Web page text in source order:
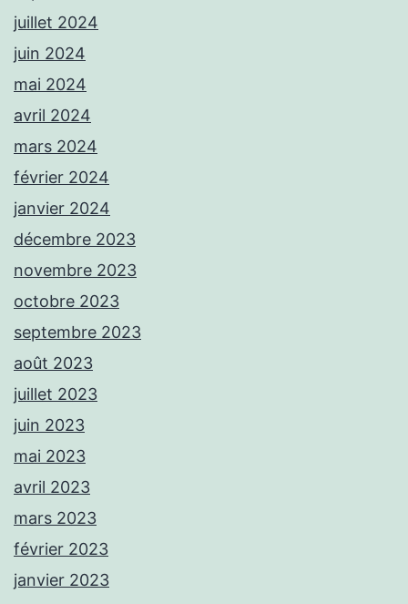
juillet 2024
juin 2024
mai 2024
avril 2024
mars 2024
février 2024
janvier 2024
décembre 2023
novembre 2023
octobre 2023
septembre 2023
août 2023
juillet 2023
juin 2023
mai 2023
avril 2023
mars 2023
février 2023
janvier 2023